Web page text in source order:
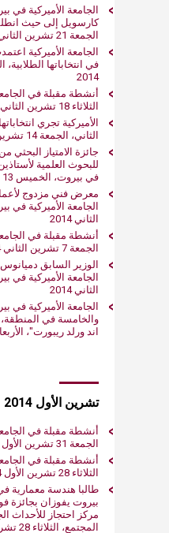
الجامعة الأميركية
كارسويل إلى حيث
الجمعة 21 تشرين الثاني 2014
الجامعة الأميركية
2014
أنشطة مقبلة في
الثلاثاء 18 تشرين الثاني 2014
الثاني، الجمعة 14 تشرين الثاني 2014
جائزة الامتياز
للبحوث العلمية
في بيروت، الخميس 13 تشرين الثاني 2014
معرض فني مزدوج
الثاني 2014
أنشطة مقبلة في
الجمعة 7 تشرين الثاني 2014
الوزير السابق
الثاني 2014
الجامعة الأميركية في
والخامسة في
اند ورلد ريبورت"، الأربعاء 5 تشرين الثاني
تشرين الأول 2014
أنشطة مقبلة في
الجمعة 31 تشرين الأول 2014
أنشطة مقبلة في
الثلاثاء 28 تشرين الأول 2014
طالبا هندسة معمارية
بيروت يفوزان بجائزة
مركز احتجاز للأحداث
المجتمع، الثلاثاء 28 تشرين الأول 2014